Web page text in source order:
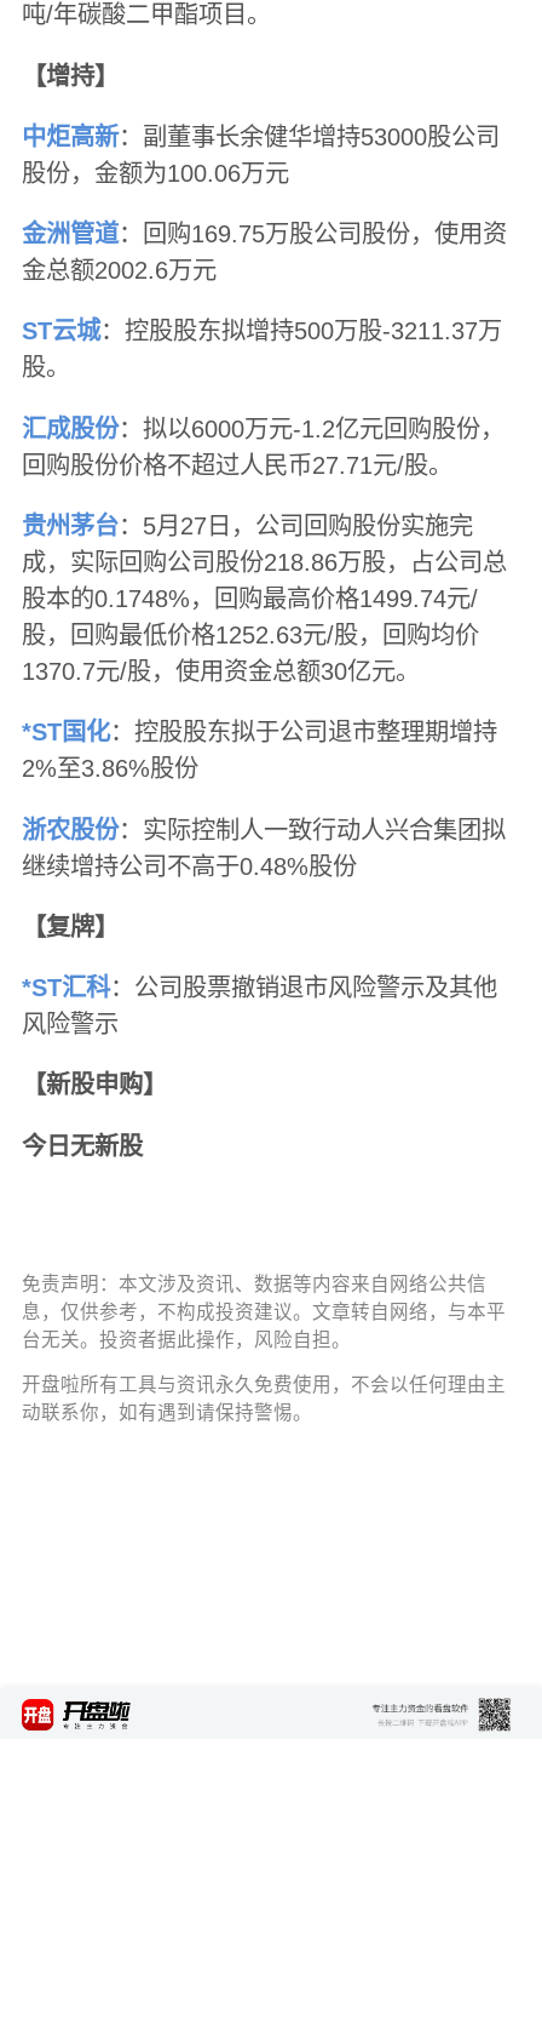
吨/年碳酸二甲酯项目。
【增持】
中炬高新：副董事长余健华增持53000股公司
股份，金额为100.06万元
金洲管道：回购169.75万股公司股份，使用资
金总额2002.6万元
ST云城：控股股东拟增持500万股-3211.37万
股。
汇成股份：拟以6000万元-1.2亿元回购股份，
回购股份价格不超过人民币27.71元/股。
贵州茅台：5月27日，公司回购股份实施完
成，实际回购公司股份218.86万股，占公司总
股本的0.1748%，回购最高价格1499.74元/
股，回购最低价格1252.63元/股，回购均价
1370.7元/股，使用资金总额30亿元。
*ST国化：控股股东拟于公司退市整理期增持
2%至3.86%股份
浙农股份：实际控制人一致行动人兴合集团拟
继续增持公司不高于0.48%股份
【复牌】
*ST汇科：公司股票撤销退市风险警示及其他
风险警示
【新股申购】
今日无新股
免责声明：本文涉及资讯、数据等内容来自网络公共信
息，仅供参考，不构成投资建议。文章转自网络，与本平
台无关。投资者据此操作，风险自担。
开盘啦所有工具与资讯永久免费使用，不会以任何理由主
动联系你，如有遇到请保持警惕。